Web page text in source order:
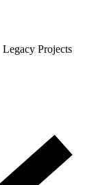
Legacy Projects